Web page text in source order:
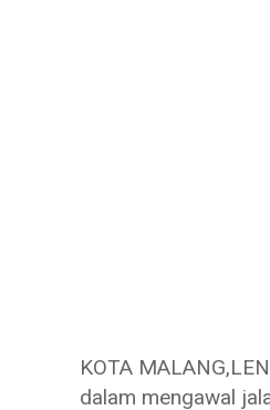
KOTA
dalam mengawal